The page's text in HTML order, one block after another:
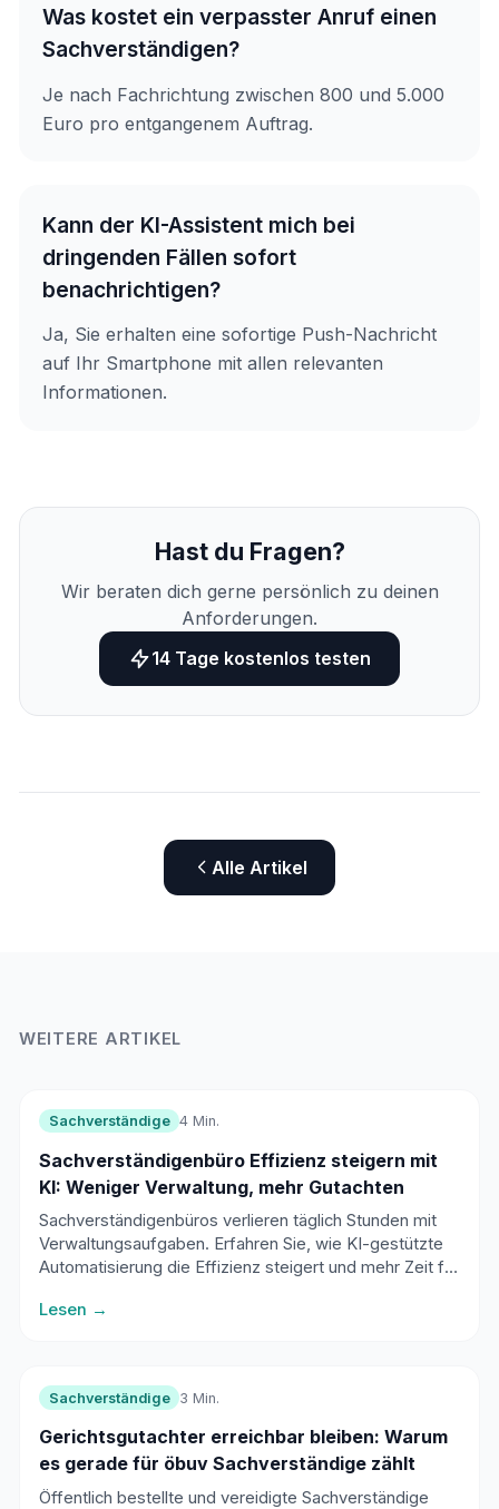
Was kostet ein verpasster Anruf einen
Sachverständigen?
Je nach Fachrichtung zwischen 800 und 5.000
Euro pro entgangenem Auftrag.
Kann der KI-Assistent mich bei
dringenden Fällen sofort
benachrichtigen?
Ja, Sie erhalten eine sofortige Push-Nachricht
auf Ihr Smartphone mit allen relevanten
Informationen.
Hast du Fragen?
Wir beraten dich gerne persönlich zu deinen
Anforderungen.
14 Tage kostenlos testen
Alle Artikel
WEITERE ARTIKEL
Sachverständige 4 Min.
Sachverständigenbüro Effizienz steigern mit
KI: Weniger Verwaltung, mehr Gutachten
Sachverständigenbüros verlieren täglich Stunden mit
Verwaltungsaufgaben. Erfahren Sie, wie KI-gestützte
Automatisierung die Effizienz steigert und mehr Zeit für
Lesen →
Sachverständige 3 Min.
Gerichtsgutachter erreichbar bleiben: Warum
es gerade für öbuv Sachverständige zählt
Öffentlich bestellte und vereidigte Sachverständige